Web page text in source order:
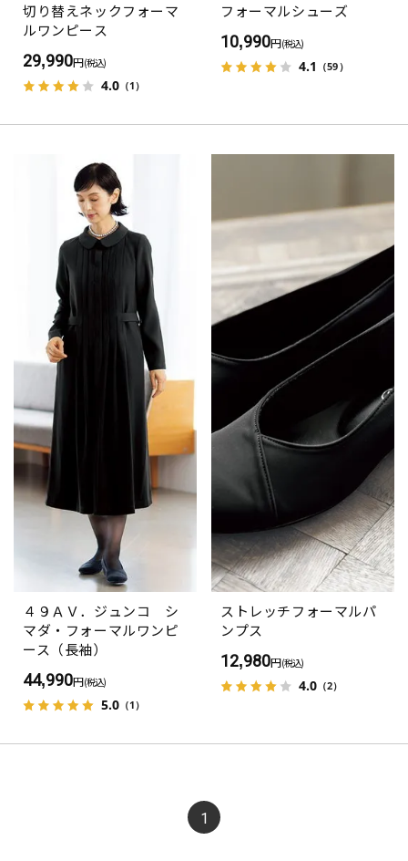
切り替えネックフォーマ
ルワンピース
29,990円(税込)
4.0 （1）
フォーマルシューズ
10,990円(税込)
4.1 （59）
４９ＡＶ．ジュンコ シ
マダ・フォーマルワンピ
ース（長袖）
44,990円(税込)
5.0 （1）
ストレッチフォーマルパ
ンプス
12,980円(税込)
4.0 （2）
1